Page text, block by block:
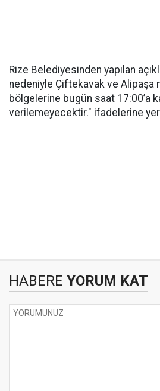
Rize Belediyesinden yapılan
nedeniyle Çiftekavak ve Alipaşa
bölgelerine bugün saat 17:00’a
verilemeyecektir." ifadelerine
HABERE YORUM KAT